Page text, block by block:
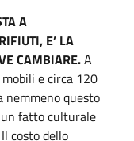
A
E’ LA
CAMBIARE.A
e circa 120
questo
un fatto culturale
costo dello